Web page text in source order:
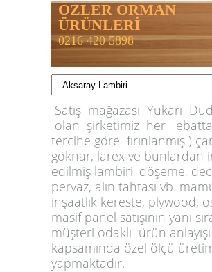
ÖZLER ORMAN
ÜRÜNLERİ
0216 420 5898
Satış mağazası Yukarı
olan şirketimiz her
tercihe göre fırınlanmış )
göknar, larex ve bunlardan
edilmiş lambiri, döşeme,
pervaz, alın tahtası vb.
inşaatlık kereste, plywood,
masif panel satışının yanı
müşteri odaklı ürün anlayışı
kapsamında özel ölçü
yapmaktadır.